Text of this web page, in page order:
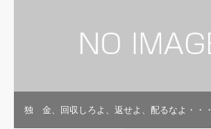
独 金、回収しろよ、返せよ、配るなよ・・・